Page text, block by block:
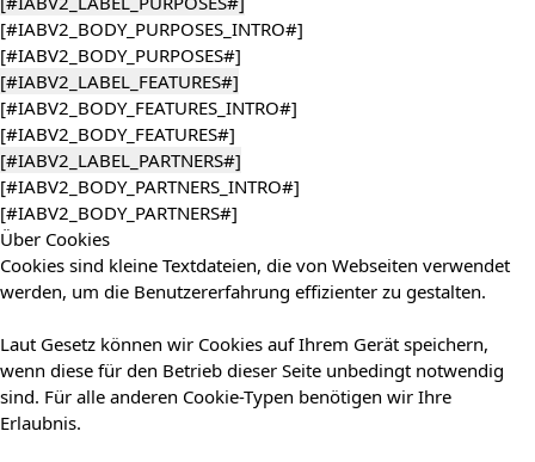
[#IABV2_BODY_PURPOSES_INTRO#]
[#IABV2_BODY_PURPOSES#]
[#IABV2_LABEL_FEATURES#]
[#IABV2_BODY_FEATURES_INTRO#]
[#IABV2_BODY_FEATURES#]
[#IABV2_LABEL_PARTNERS#]
[#IABV2_BODY_PARTNERS_INTRO#]
[#IABV2_BODY_PARTNERS#]
Über Cookies
Cookies sind kleine Textdateien, die von Webseiten verwendet
werden, um die Benutzererfahrung effizienter zu gestalten.
Laut Gesetz können wir Cookies auf Ihrem Gerät speichern,
wenn diese für den Betrieb dieser Seite unbedingt notwendig
sind. Für alle anderen Cookie-Typen benötigen wir Ihre
Erlaubnis.